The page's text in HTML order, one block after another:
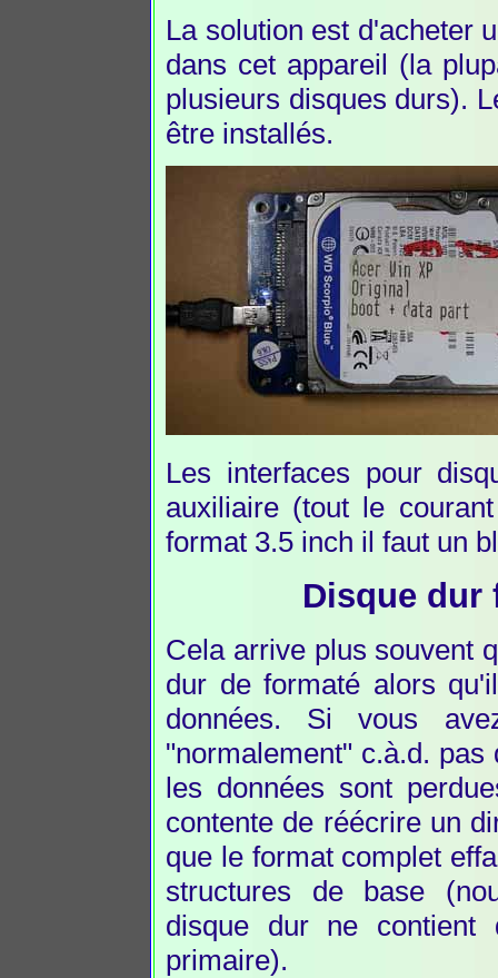
La solution est d'acheter
dans cet appareil (la
plusieurs disques durs).
être installés.
Les interfaces pour
auxiliaire (tout le
format 3.5 inch il faut un
Disque dur
Cela arrive plus souvent
dur de formaté alors
données. Si vous
"normalement" c.à.d.
les données sont
contente de réécrire un
que le format complet
structures de base
disque dur ne contient
primaire).